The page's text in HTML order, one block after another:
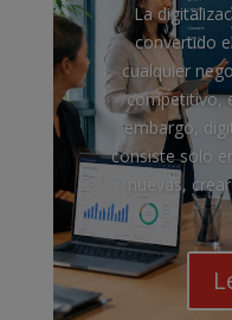
La
convertido
cualquier
competitivo,
embargo,
consiste solo
nuevas,